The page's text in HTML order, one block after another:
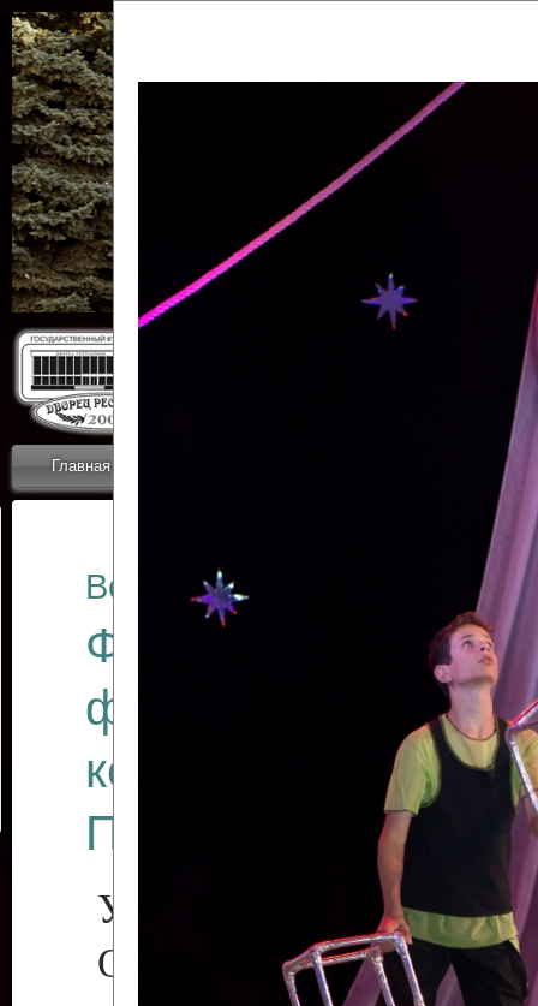
Главная
ОТЧЕТЫ ГКЦ
Все отчеты
Финал
фестиваля
коллективов
Приднестровского
Участники фестиваля:
Образцовый